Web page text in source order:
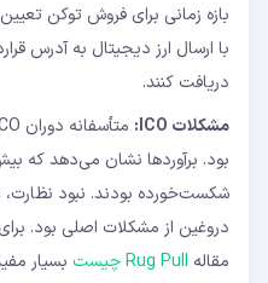
بازه زمانی برای فروش توکن
با ارسال ارز دیجیتال به آدرس
دریافت کنند.
مشکلات ICO:
شکست‌خورده بودند. نبود
دروغین از مشکلات اصلی بود.
مقاله Rug Pull چیست بسیار